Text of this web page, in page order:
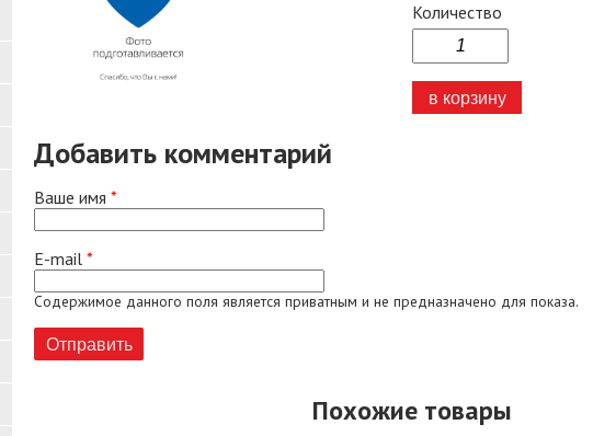
Количество
Добавить комментарий
Ваше имя *
E-mail *
Содержимое данного поля является приватным и не предназначено для показа.
Похожие товары